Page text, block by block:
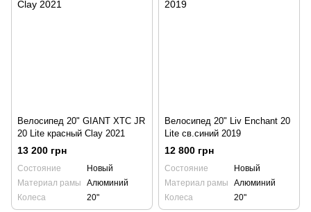
Велосипед 20" GIANT XTC JR
20 Lite красный Clay 2021
13 200 грн
Состояние
Новый
Материал рамы
Алюминий
Колеса
20"
Велосипед 20" Liv Enchant 20
Lite св.синий 2019
12 800 грн
Состояние
Новый
Материал рамы
Алюминий
Колеса
20"